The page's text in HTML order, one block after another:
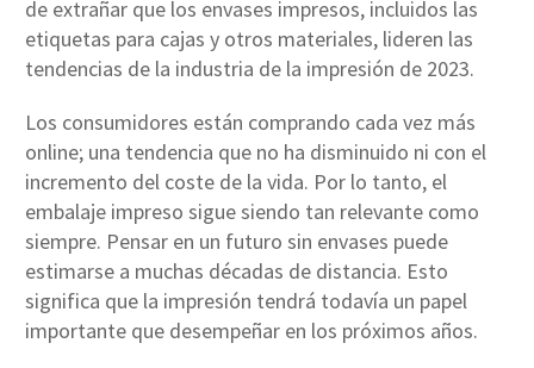
de extrañar que los envases impresos, incluidos las
etiquetas para cajas y otros materiales, lideren las
tendencias de la industria de la impresión de 2023.
Los consumidores están comprando cada vez más
online; una tendencia que no ha disminuido ni con el
incremento del coste de la vida. Por lo tanto, el
embalaje impreso sigue siendo tan relevante como
siempre. Pensar en un futuro sin envases puede
estimarse a muchas décadas de distancia. Esto
significa que la impresión tendrá todavía un papel
importante que desempeñar en los próximos años.